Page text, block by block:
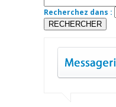
Recherchez dans :